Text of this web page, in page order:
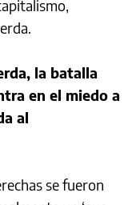
la batalla
en el miedo a
al
se fueron